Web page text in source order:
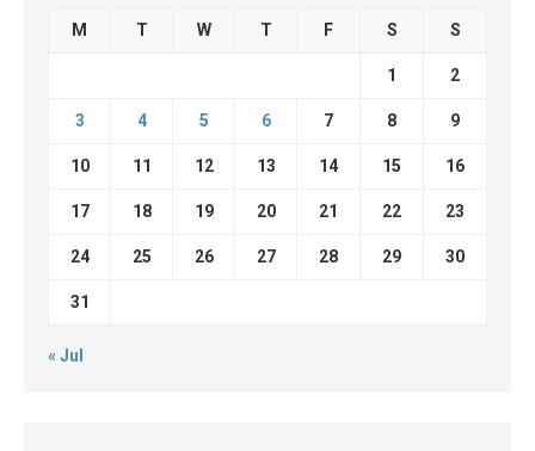
M T W T F S S
1 2
3 4 5 6 7 8 9
10 11 12 13 14 15 16
17 18 19 20 21 22 23
24 25 26 27 28 29 30
31
« Jul